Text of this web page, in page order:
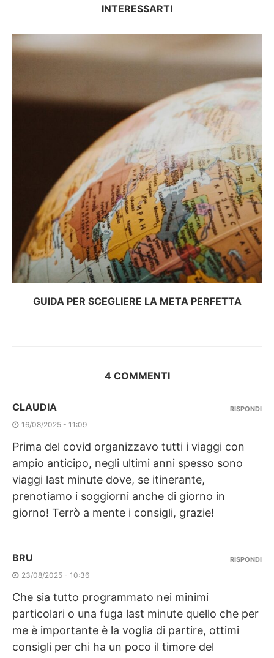
INTERESSARTI
GUIDA PER SCEGLIERE LA META PERFETTA
4 COMMENTI
CLAUDIA
16/08/2025 - 11:09
Prima del covid organizzavo tutti i viaggi con
ampio anticipo, negli ultimi anni spesso sono
viaggi last minute dove, se itinerante,
prenotiamo i soggiorni anche di giorno in
giorno! Terrò a mente i consigli, grazie!
RISPONDI
BRU
23/08/2025 - 10:36
Che sia tutto programmato nei minimi
particolari o una fuga last minute quello che per
me è importante è la voglia di partire, ottimi
consigli per chi ha un poco il timore del
RISPONDI